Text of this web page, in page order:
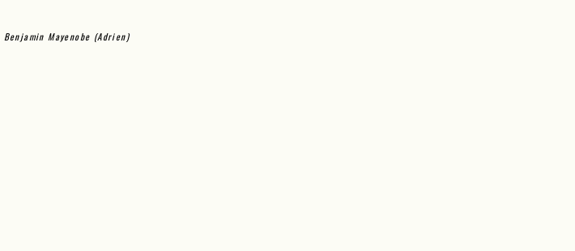
Benjamin Mayenobe (Adrien)